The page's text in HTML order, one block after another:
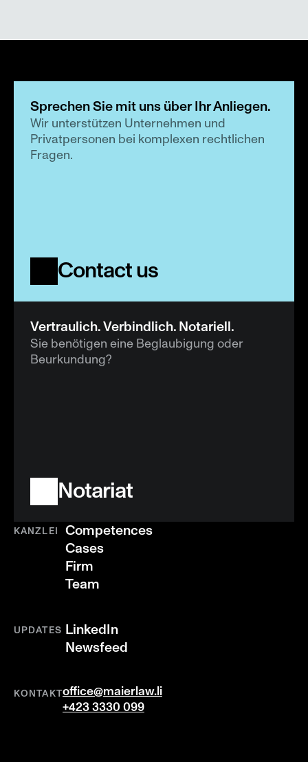
Sprechen Sie mit uns über Ihr Anliegen.
Wir unterstützen Unternehmen und
Privatpersonen bei komplexen rechtlichen
Fragen.
Contact us
Vertraulich. Verbindlich. Notariell.
Sie benötigen eine Beglaubigung oder
Beurkundung?
Notariat
KANZLEI
Competences
Cases
Firm
Team
UPDATES
LinkedIn
Newsfeed
KONTAKToffice@maierlaw.li
+423 3330 099